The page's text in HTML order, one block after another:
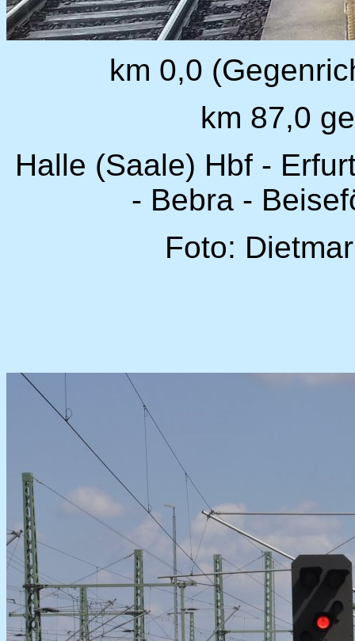
km 0,0
km 87,0
Halle (Saale) Hbf -
- Bebra -
Foto: